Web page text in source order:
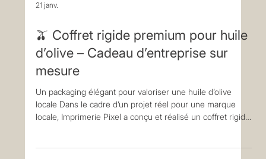
21 janv.
🫒 Coffret rigide premium pour huile
d’olive – Cadeau d’entreprise sur
mesure
Un packaging élégant pour valoriser une huile d’olive
locale Dans le cadre d’un projet réel pour une marque
locale, Imprimerie Pixel a conçu et réalisé un coffret rigide